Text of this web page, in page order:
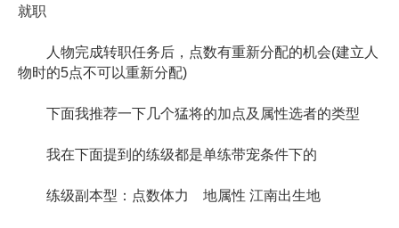
就职
人物完成转职任务后，点数有重新分配的机会(建立人
物时的5点不可以重新分配)
下面我推荐一下几个猛将的加点及属性选者的类型
我在下面提到的练级都是单练带宠条件下的
练级副本型：点数体力 地属性 江南出生地